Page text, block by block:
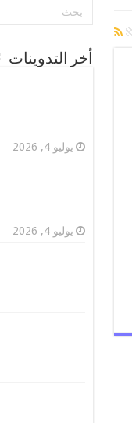
أخر التدوينات
يوليو 4, 2026
يوليو 4, 2026